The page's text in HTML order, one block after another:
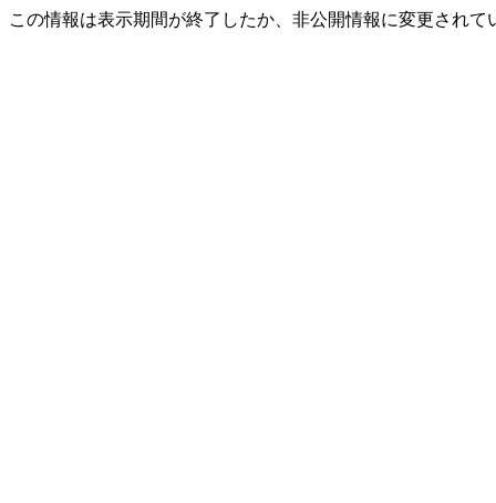
この情報は表示期間が終了したか、非公開情報に変更されて